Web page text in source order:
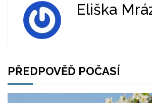
Eliška
PŘEDPOVĚĎ POČASÍ